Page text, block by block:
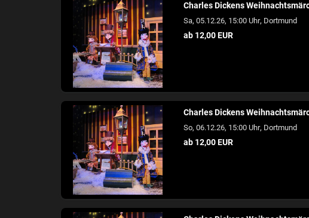
Charles Dickens
Sa, 05.12.26, 15:00 Uhr, Dortmund
ab 12,00 EUR
Charles Dickens
So, 06.12.26, 15:00 Uhr, Dortmund
ab 12,00 EUR